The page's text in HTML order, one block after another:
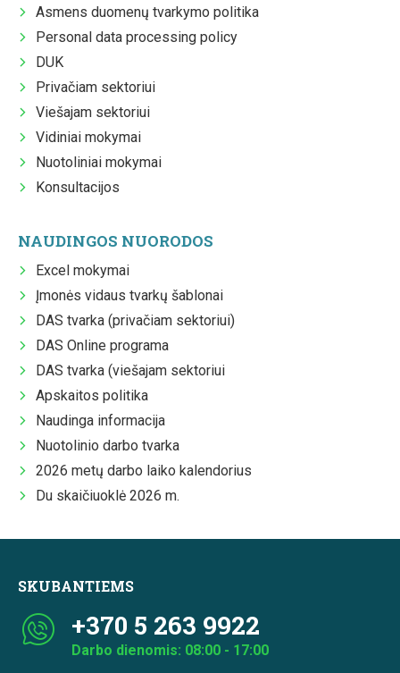
Asmens duomenų tvarkymo politika
Personal data processing policy
DUK
Privačiam sektoriui
Viešajam sektoriui
Vidiniai mokymai
Nuotoliniai mokymai
Konsultacijos
NAUDINGOS NUORODOS
Excel mokymai
Įmonės vidaus tvarkų šablonai
DAS tvarka (privačiam sektoriui)
DAS Online programa
DAS tvarka (viešajam sektoriui
Apskaitos politika
Naudinga informacija
Nuotolinio darbo tvarka
2026 metų darbo laiko kalendorius
Du skaičiuoklė 2026 m.
SKUBANTIEMS
+370 5 263 9922
Darbo dienomis: 08:00 - 17:00